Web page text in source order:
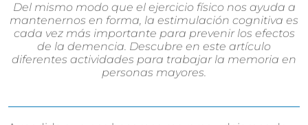
Del mismo modo que el ejercicio físico nos ayuda a
mantenernos en forma, la estimulación cognitiva es
cada vez más importante para prevenir los efectos
de la demencia. Descubre en este artículo
diferentes actividades para trabajar la memoria en
personas mayores.